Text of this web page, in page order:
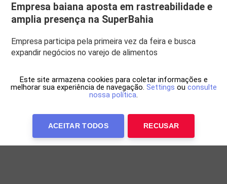
Empresa baiana aposta em rastreabilidade e
amplia presença na SuperBahia
Empresa participa pela primeira vez da feira e busca
expandir negócios no varejo de alimentos
Este site armazena cookies para coletar informações e
melhorar sua experiência de navegação. Settings ou consulte
nossa política.
ACEITAR TODOS RECUSAR